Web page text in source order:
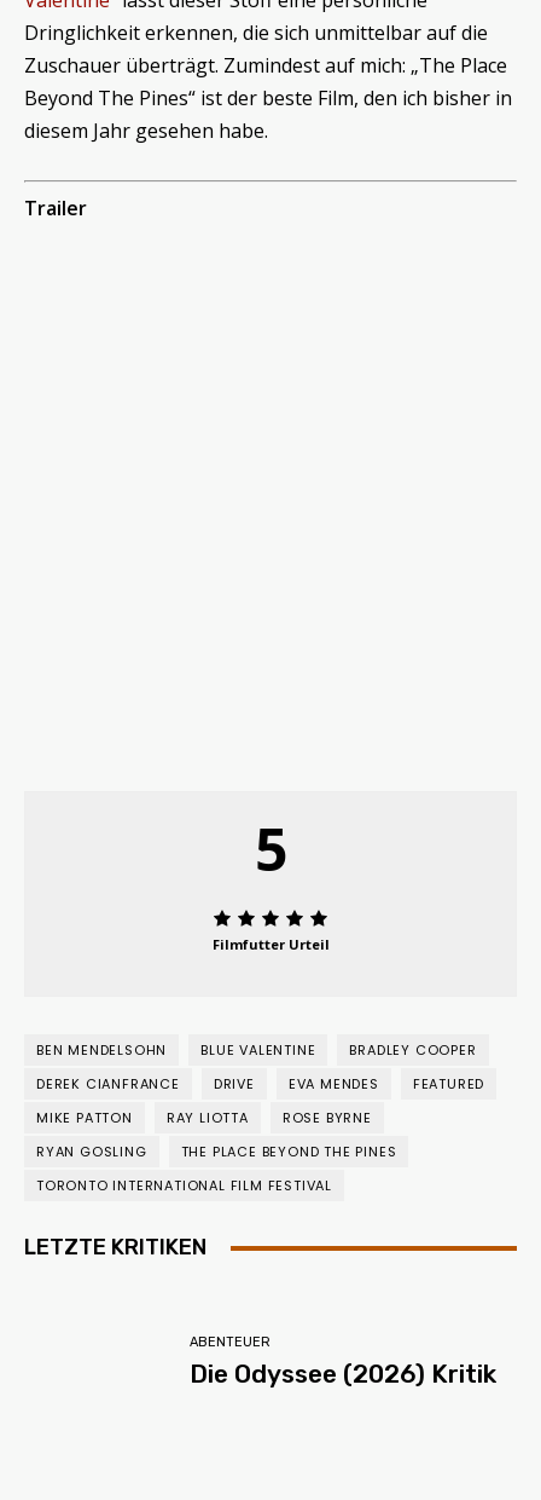
Dringlichkeit erkennen, die sich unmittelbar auf die
Zuschauer überträgt. Zumindest auf mich: „The Place
Beyond The Pines“ ist der beste Film, den ich bisher in
diesem Jahr gesehen habe.
Trailer
5
Filmfutter Urteil
BEN MENDELSOHN BLUE VALENTINE
BRADLEY COOPER
DEREK CIANFRANCE
DRIVE EVA MENDES
FEATURED
MIKE PATTON
RAY LIOTTA
ROSE BYRNE
RYAN GOSLING
THE PLACE BEYOND THE PINES
TORONTO INTERNATIONAL FILM FESTIVAL
LETZTE KRITIKEN
ABENTEUER
Die Odyssee (2026) Kritik